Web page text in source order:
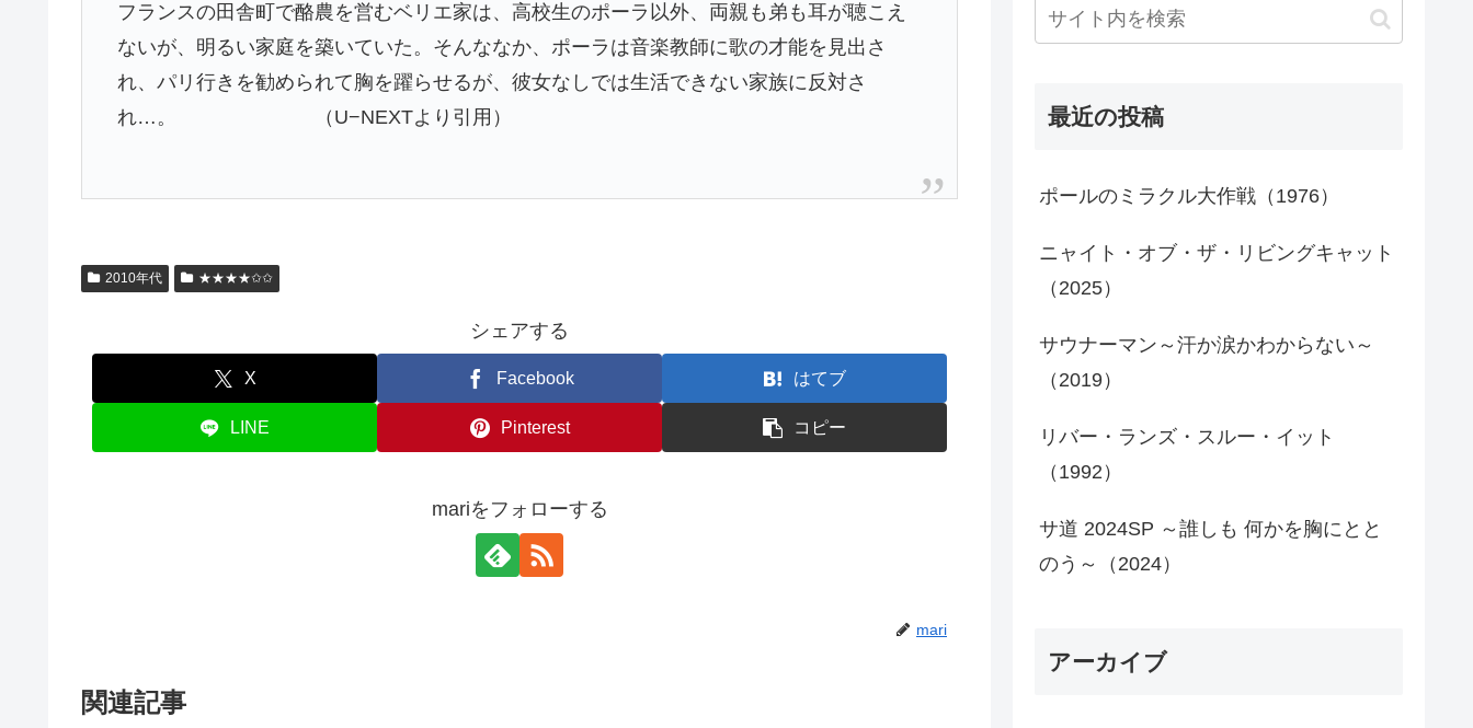
フランスの田舎町で酪農を営むベリエ家は、高校生のポーラ以外、両親も弟も耳が聴こえ
ないが、明るい家庭を築いていた。そんななか、ポーラは音楽教師に歌の才能を見出さ
れ、パリ行きを勧められて胸を躍らせるが、彼女なしでは生活できない家族に反対さ
れ…。 （U−NEXTより引用）
2010年代 ★★★★✩✩
シェアする
X Facebook はてブ
LINE Pinterest コピー
mariをフォローする
mari
関連記事
最近の投稿
ポールのミラクル大作戦（1976）
ニャイト・オブ・ザ・リビングキャット
（2025）
サウナーマン～汗か涙かわからない～
（2019）
リバー・ランズ・スルー・イット
（1992）
サ道 2024SP ～誰しも 何かを胸にとと
のう～（2024）
アーカイブ